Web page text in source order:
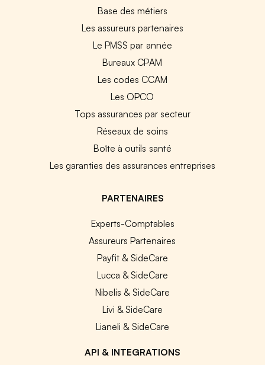
Base des métiers
Les assureurs partenaires
Le PMSS par année
Bureaux CPAM
Les codes CCAM
Les OPCO
Tops assurances par secteur
Réseaux de soins
Boîte à outils santé
Les garanties des assurances entreprises
PARTENAIRES
Experts-Comptables
Assureurs Partenaires
Payfit & SideCare
Lucca & SideCare
Nibelis & SideCare
Livi & SideCare
Lianeli & SideCare
API & INTEGRATIONS